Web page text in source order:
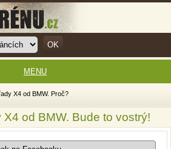
X4 od BMW. Proč?
od BMW. Bude to vostrý!
MENU